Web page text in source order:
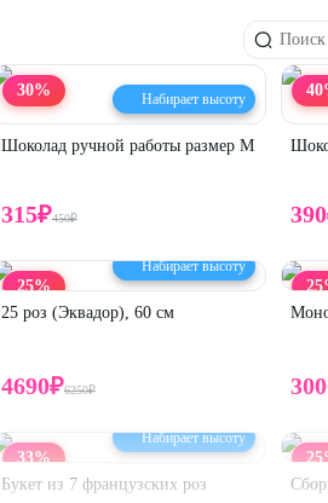
30% Набирает высоту
Шоколад ручной работы размер M
315₽450₽
40
390
25%
Набирает высоту
25 роз (Эквадор), 60 см
4690₽6250₽
25
33%
Набирает высоту
Букет из 7 французских роз
25